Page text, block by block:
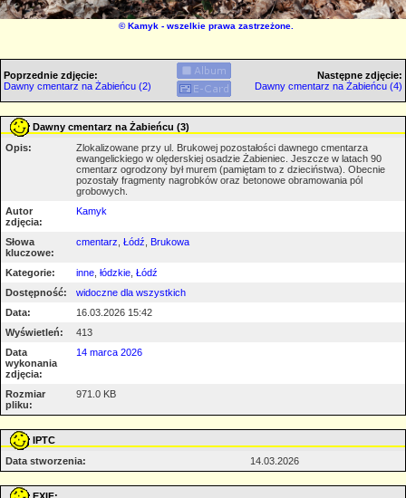
©Kamyk- wszelkie prawa zastrzeżone.
Poprzednie zdjęcie:
Dawny cmentarz na Żabieńcu (2)
Następne zdjęcie:
Dawny cmentarz na Żabieńcu (4)
Dawny cmentarz na Żabieńcu (3)
Opis:
Zlokalizowane przy ul. Brukowej pozostałości dawnego cmentarza
ewangelickiego w olęderskiej osadzie Żabieniec. Jeszcze w latach 90
cmentarz ogrodzony był murem (pamiętam to z dzieciństwa). Obecnie
pozostały fragmenty nagrobków oraz betonowe obramowania pól
grobowych.
Autor
zdjęcia:
Kamyk
Słowa
kluczowe:
cmentarz Łódź Brukowa
Kategorie: inne łódzkie Łódź
Dostępność:
widoczne dla wszystkich
Data:
16.03.2026 15:42
Wyświetleń:
413
Data
wykonania
zdjęcia:
14 marca 2026
Rozmiar
pliku:
971.0 KB
IPTC
Data stworzenia:
14.03.2026